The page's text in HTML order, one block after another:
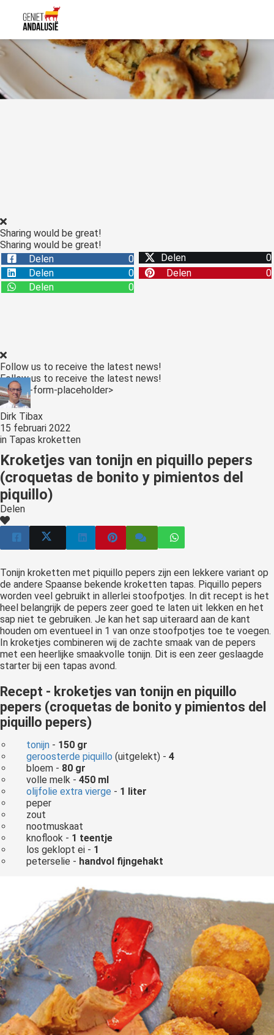
Sharing would be great!
Sharing would be great!
Delen
0 Delen
0
Delen
0 Delen
0
Delen
0
Follow us to receive the latest news!
Follow us to receive the latest news!
<:optin-form-placeholder>
Dirk Tibax
15 februari 2022
in Tapas kroketten
Kroketjes van tonijn en piquillo pepers
(croquetas de bonito y pimientos del
piquillo)
Delen
Tonijn kroketten met piquillo pepers zijn een lekkere variant op
de andere Spaanse bekende kroketten tapas. Piquillo pepers
worden veel gebruikt in allerlei stoofpotjes. In dit recept is het
heel belangrijk de pepers zeer goed te laten uit lekken en het
sap niet te gebruiken. Je kan het sap uiteraard aan de kant
houden om eventueel in 1 van onze stoofpotjes toe te voegen.
In kroketjes combineren wij de zachte smaak van de pepers
met een heerlijke smaakvolle tonijn. Dit is een zeer geslaagde
starter bij een tapas avond.
Recept - kroketjes van tonijn en piquillo
pepers (croquetas de bonito y pimientos del
piquillo pepers)
tonijn - 150 gr
geroosterde piquillo (uitgelekt) -4
bloem - 80 gr
volle melk -450 ml
olijfolie extra vierge - 1 liter
peper
zout
nootmuskaat
knoflook - 1 teentje
los geklopt ei - 1
peterselie - handvol fijngehakt